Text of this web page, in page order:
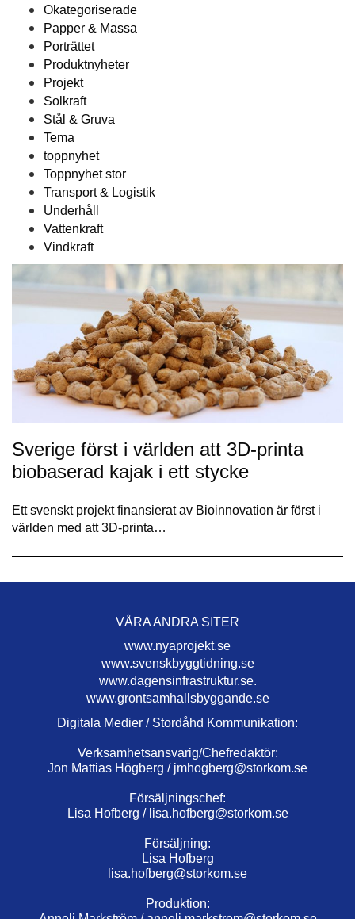
Okategoriserade
Papper & Massa
Porträttet
Produktnyheter
Projekt
Solkraft
Stål & Gruva
Tema
toppnyhet
Toppnyhet stor
Transport & Logistik
Underhåll
Vattenkraft
Vindkraft
Sverige först i världen att 3D-printa
biobaserad kajak i ett stycke
Ett svenskt projekt finansierat av Bioinnovation är först i
världen med att 3D-printa…
VÅRA ANDRA SITER
www.nyaprojekt.se
www.svenskbyggtidning.se
www.dagensinfrastruktur.se.
www.grontsamhallsbyggande.se
Digitala Medier / Stordåhd Kommunikation:
Verksamhetsansvarig/Chefredaktör:
Jon Mattias Högberg / jmhogberg@storkom.se
Försäljningschef:
Lisa Hofberg / lisa.hofberg@storkom.se
Försäljning:
Lisa Hofberg
lisa.hofberg@storkom.se
Produktion: